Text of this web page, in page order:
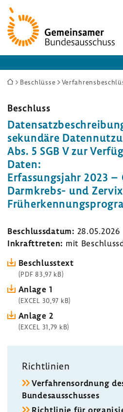
Zur
Startseite
Sie
hier:
Beschlüsse
Beschluss
sekun­däre
Abs. 5 SGB V zur
Daten:
Erfas­sungs­jahr 2023
Darmkrebs-​ und
Beschluss­datum: 28.05.2026
Inkraft­treten: mit
Beschluss­text
(PDF 83,97 kB)
Anlage 1
(EXCEL 30,97 kB)
Anlage 2
(EXCEL 31,79 kB)
Richt­li­nien
Verfah­rens­ord­nung
Bundes­aus­schusses
Richt­linie für